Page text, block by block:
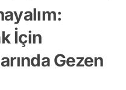
İçin
Gezen